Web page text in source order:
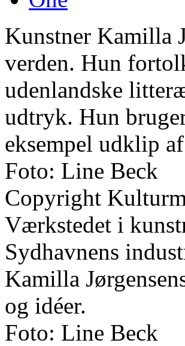
Kunstner Kamilla
verden. Hun
udenlandske
udtryk. Hun
eksempel udklip
Foto: Line Beck
Copyright
Værkstedet i
Sydhavnens
Kamilla
og idéer.
Foto: Line Beck